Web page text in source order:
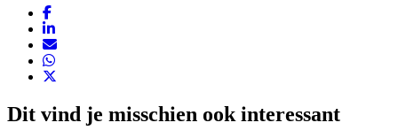
Dit vind je misschien ook interessant